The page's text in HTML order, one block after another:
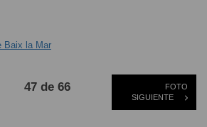
47 de 66
FOTO
SIGUIENTE